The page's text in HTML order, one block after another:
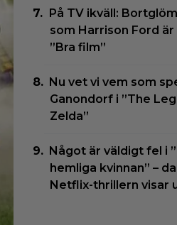
På TV ikväll:
som Harrison Ford
”Bra film”
Nu vet vi vem som
Ganondorf i ”The
Zelda”
Något är väldigt fel i
hemliga kvinnan” –
Netflix-thrillern visar